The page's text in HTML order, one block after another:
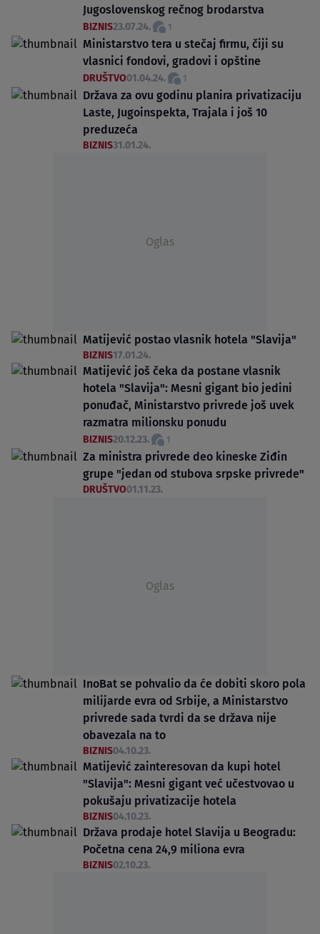
Jugoslovenskog rečnog brodarstva
BIZNIS23.07.24. 1
Ministarstvo tera u stečaj firmu, čiji su
vlasnici fondovi, gradovi i opštine
DRUŠTVO01.04.24. 1
Država za ovu godinu planira privatizaciju
Laste, Jugoinspekta, Trajala i još 10
preduzeća
BIZNIS31.01.24.
Oglas
Matijević postao vlasnik hotela "Slavija"
BIZNIS17.01.24.
Matijević još čeka da postane vlasnik
hotela "Slavija": Mesni gigant bio jedini
ponuđač, Ministarstvo privrede još uvek
razmatra milionsku ponudu
BIZNIS20.12.23. 1
Za ministra privrede deo kineske Ziđin
grupe "jedan od stubova srpske privrede"
DRUŠTVO01.11.23.
Oglas
InoBat se pohvalio da će dobiti skoro pola
milijarde evra od Srbije, a Ministarstvo
privrede sada tvrdi da se država nije
obavezala na to
BIZNIS04.10.23.
Matijević zainteresovan da kupi hotel
"Slavija": Mesni gigant već učestvovao u
pokušaju privatizacije hotela
BIZNIS04.10.23.
Država prodaje hotel Slavija u Beogradu:
Početna cena 24,9 miliona evra
BIZNIS02.10.23.